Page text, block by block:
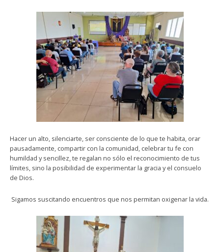
Hacer un alto, silenciarte, ser consciente de lo que te habita, orar
pausadamente, compartir con la comunidad, celebrar tu fe con
humildad y sencillez, te regalan no sólo el reconocimiento de tus
límites, sino la posibilidad de experimentar la gracia y el consuelo
de Dios.
Sigamos suscitando encuentros que nos permitan oxigenar la vida.